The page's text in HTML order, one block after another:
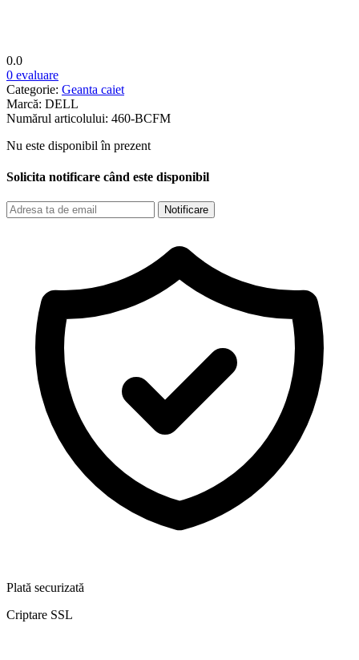
0.0
0 evaluare
Categorie: Geanta caiet
Marcă: DELL
Numărul articolului: 460-BCFM
Nu este disponibil în prezent
Solicita notificare când este disponibil
Notificare
Plată securizată
Criptare SSL